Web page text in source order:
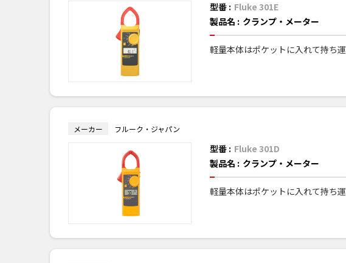
型番 : Fluke 301E
製品名 : クランプ・メーター
軽量本体はポケットに入れて持ち
メーカー フルーク・ジャパン
型番 : Fluke 301D
製品名 : クランプ・メーター
軽量本体はポケットに入れて持ち